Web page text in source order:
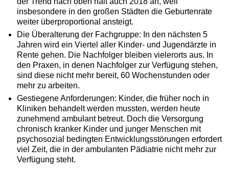
insbesondere in den großen Städten die Geburtenrate
weiter überproportional ansteigt.
Die Überalterung der Fachgruppe: In den nächsten 5
Jahren wird ein Viertel aller Kinder- und Jugendärzte in
Rente gehen. Die Nachfolger bleiben vielerorts aus. In
den Praxen, in denen Nachfolger zur Verfügung stehen,
sind diese nicht mehr bereit, 60 Wochenstunden oder
mehr zu arbeiten.
Gestiegene Anforderungen: Kinder, die früher noch in
Kliniken behandelt werden mussten, werden heute
zunehmend ambulant betreut. Doch die Versorgung
chronisch kranker Kinder und junger Menschen mit
psychosozial bedingten Entwicklungsstörungen erfordert
viel Zeit, die in der ambulanten Pädiatrie nicht mehr zur
Verfügung steht.